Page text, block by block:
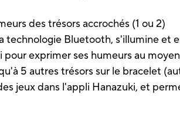
des trésors accrochés (1 ou 2)
technologie Bluetooth, s'illumine et
pour exprimer ses humeurs au
5 autres trésors sur le bracelet
jeux dans l'appli Hanazuki, et